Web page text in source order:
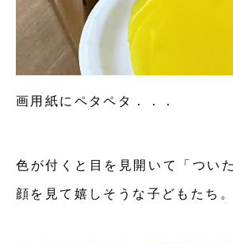
画用紙にペタペタ．．．
色が付くと目を見開いて「つい
顔を見て嬉しそうな子どもたち。